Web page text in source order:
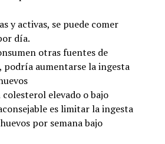
y activas, se puede comer
día.
otras fuentes de
aumentarse la ingesta
elevado o bajo
es limitar la ingesta
por semana bajo